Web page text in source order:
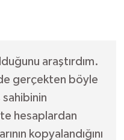
araştırdım.
gerçekten böyle
hesaplardan
kopyalandığını